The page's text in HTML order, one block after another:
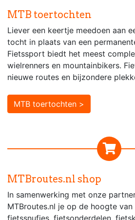
MTB toertochten
Liever een keertje meedoen aan
tocht in plaats van een
Fietssport biedt het meest
wielrenners en mountainbikers.
nieuwe routes en bijzondere
MTB toertochten >
MTBroutes.nl shop
In samenwerking met onze
MTBroutes.nl je op de hoogte